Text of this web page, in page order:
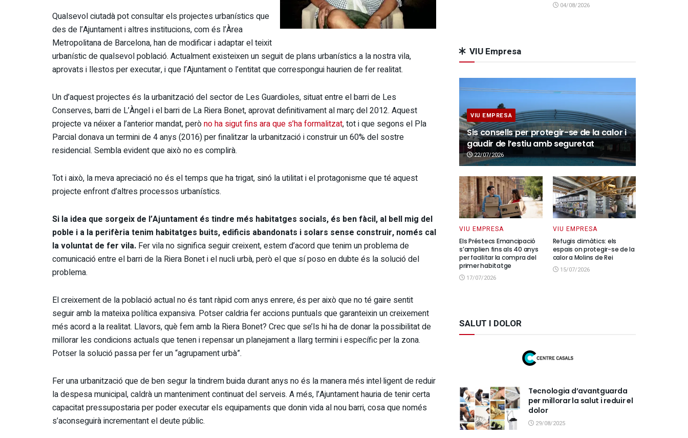
Qualsevol ciutadà pot consultar els projectes urbanístics que
des de l’Ajuntament i altres institucions, com és l’Àrea
Metropolitana de Barcelona, han de modificar i adaptar el teixit
urbanístic de qualsevol població. Actualment existeixen un seguit de plans urbanístics a la nostra vila,
aprovats i llestos per executar, i que l’Ajuntament o l’entitat que correspongui haurien de fer realitat.
Un d’aquest projectes és la urbanització del sector de Les Guardioles, situat entre el barri de Les
Conserves, barri de L’Àngel i el barri de La Riera Bonet, aprovat definitivament al març del 2012. Aquest
projecte va néixer a l’anterior mandat, peròno ha sigut fins ara que s’ha formalitzat, tot i que segons el Pla
Parcial donava un termini de 4 anys (2016) per finalitzar la urbanització i construir un 60% del sostre
residencial. Sembla evident que això no es complirà.
Tot i això, la meva apreciació no és el temps que ha trigat, sinó la utilitat i el protagonisme que té aquest
projecte enfront d’altres processos urbanístics.
Si la idea que sorgeix de l’Ajuntament és tindre més habitatges socials, és ben fàcil, al bell mig del
poble i a la perifèria tenim habitatges buits, edificis abandonats i solars sense construir, només cal
la voluntat de fer vila. Fer vila no significa seguir creixent, estem d’acord que tenim un problema de
comunicació entre el barri de la Riera Bonet i el nucli urbà, però el que sí poso en dubte és la solució del
problema.
El creixement de la població actual no és tant ràpid com anys enrere, és per això que no té gaire sentit
seguir amb la mateixa política expansiva. Potser caldria fer accions puntuals que garanteixin un creixement
més acord a la realitat. Llavors, què fem amb la Riera Bonet? Crec que se’ls hi ha de donar la possibilitat de
millorar les condicions actuals que tenen i repensar un planejament a llarg termini i específic per la zona.
Potser la solució passa per fer un “agrupament urbà”.
Fer una urbanització que de ben segur la tindrem buida durant anys no és la manera més intel·ligent de reduir
la despesa municipal, caldrà un manteniment continuat del serveis. A més, l’Ajuntament hauria de tenir certa
capacitat pressupostaria per poder executar els equipaments que donin vida al nou barri, cosa que només
s’aconseguirà incrementant el deute públic.
04/08/2026
VIU Empresa
VIU EMPRESA
Sis consells per protegir-se de la calor i
gaudir de l’estiu amb seguretat
22/07/2026
VIU EMPRESA
Els Préstecs Emancipació
s’amplien fins als 40 anys
per facilitar la compra del
primer habitatge
17/07/2026
VIU EMPRESA
Refugis climàtics: els
espais on protegir-se de la
calor a Molins de Rei
15/07/2026
SALUT I DOLOR
Tecnologia d’avantguarda
per millorar la salut i reduir el
dolor
29/08/2025